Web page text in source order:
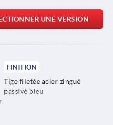
UNE VERSION
FINITION
Tige filetée acier zingué
passivé bleu